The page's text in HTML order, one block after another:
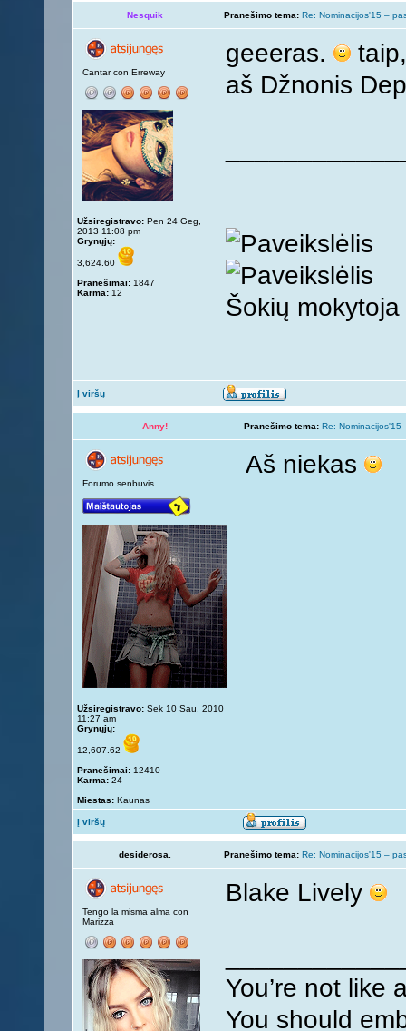
Nesquik Pranešimo tema: Re: Nominacijos'15 –
Cantar con Erreway
Užsiregistravo: Pen 24 Geg,
2013 11:08 pm
Grynųjų:
3,624.60
Pranešimai: 1847
Karma: 12
geeeras.
aš Džnonis
Šokių
Į viršų
Anny! Pranešimo tema: Re: Nominacijos'15
Forumo senbuvis
Užsiregistravo: Sek 10 Sau, 2010
11:27 am
Grynųjų:
12,607.62
Pranešimai: 12410
Karma: 24
Miestas: Kaunas
Aš niekas
Į viršų
desiderosa. Pranešimo tema: Re: Nominacijos'15 –
Tengo la misma alma con
Marizza
Blake Lively
You’re not like
You should